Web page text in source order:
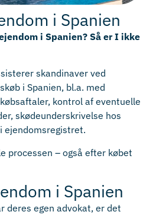
i Spanien
i Spanien? Så er I ikke
skandinaver ved
i Spanien, bl.a. med
kontrol af eventuelle
skødeunderskrivelse hos
ejendomsregistret.
processen – også efter købet
i Spanien
deres egen advokat, er det